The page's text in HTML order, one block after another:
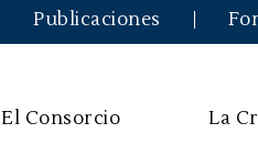
Publicaciones
El Consorcio La